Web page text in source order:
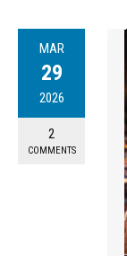
MAR
29
2026
2
COMMENTS